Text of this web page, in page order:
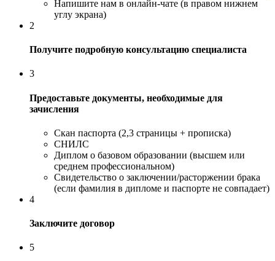
Напишите нам в онлайн-чате (в правом нижнем
углу экрана)
2
Получите подробную консультацию специалиста
3
Предоставьте документы, необходимые для
зачисления
Скан паспорта (2,3 страницы + прописка)
СНИЛС
Диплом о базовом образовании (высшем или
среднем профессиональном)
Свидетельство о заключении/расторжении брака
(если фамилия в дипломе и паспорте не совпадает)
4
Заключите договор
5